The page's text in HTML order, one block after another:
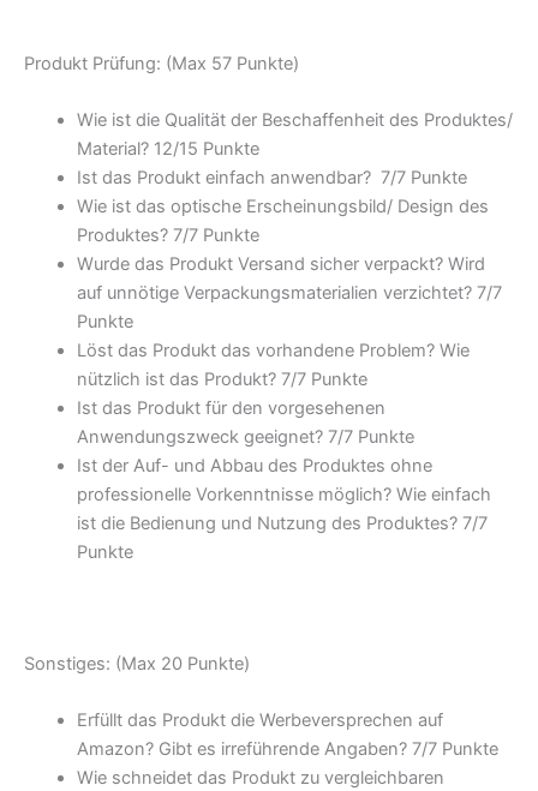
Produkt Prüfung: (Max 57 Punkte)
Wie ist die Qualität der Beschaffenheit des Produktes/
Material? 12/15 Punkte
Ist das Produkt einfach anwendbar? 7/7 Punkte
Wie ist das optische Erscheinungsbild/ Design des
Produktes? 7/7 Punkte
Wurde das Produkt Versand sicher verpackt? Wird
auf unnötige Verpackungsmaterialien verzichtet? 7/7
Punkte
Löst das Produkt das vorhandene Problem? Wie
nützlich ist das Produkt? 7/7 Punkte
Ist das Produkt für den vorgesehenen
Anwendungszweck geeignet? 7/7 Punkte
Ist der Auf- und Abbau des Produktes ohne
professionelle Vorkenntnisse möglich? Wie einfach
ist die Bedienung und Nutzung des Produktes? 7/7
Punkte
Sonstiges: (Max 20 Punkte)
Erfüllt das Produkt die Werbeversprechen auf
Amazon? Gibt es irreführende Angaben? 7/7 Punkte
Wie schneidet das Produkt zu vergleichbaren